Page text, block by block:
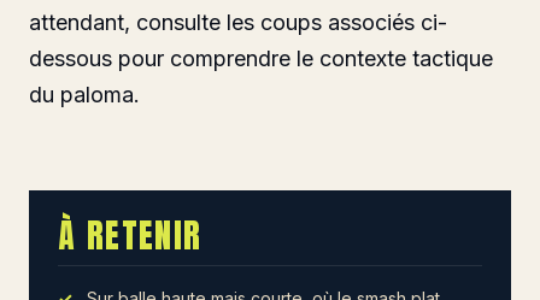
attendant, consulte les coups associés ci-
dessous pour comprendre le contexte tactique
du paloma.
À RETENIR